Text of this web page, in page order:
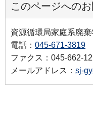
このページへの
資源循環局家庭系廃
電話： 045-671-3819
ファクス：045-662-
メールアドレス： sj-